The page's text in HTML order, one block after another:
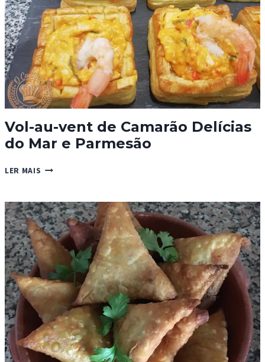
Vol-au-vent de Camarão Delícias
do Mar e Parmesão
LER MAIS VOL-
DE
CAMARÃO
DELÍCIAS
DO
PARMESÃO